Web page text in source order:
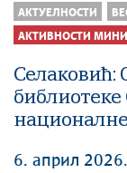
Активности
Сектор за
Сектор за
интеграције
Сектор за
АКТУЕЛНОСТИ
АКТИВНОСТИ
Селаковић:
библиотеке
6. април 2026.